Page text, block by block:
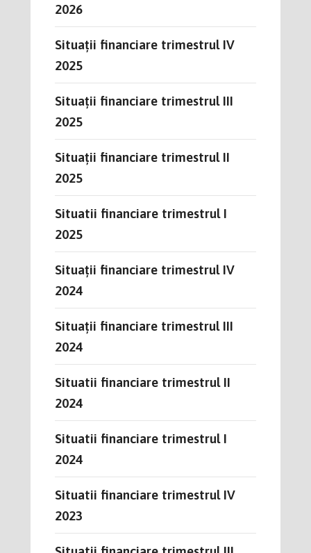
2026
Situații financiare trimestrul IV
2025
Situații financiare trimestrul III
2025
Situații financiare trimestrul II
2025
Situatii financiare trimestrul I
2025
Situații financiare trimestrul IV
2024
Situații financiare trimestrul III
2024
Situatii financiare trimestrul II
2024
Situatii financiare trimestrul I
2024
Situatii financiare trimestrul IV
2023